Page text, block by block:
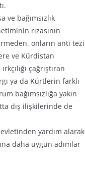
bağımsızlık
rızasının
onların anti tezi
ve Kürdistan
çağrıştıran
ya da Kürtlerin farklı
bağımsızlığa yakın
dış ilişkilerinde de
yardım alarak
daha uygun adımlar